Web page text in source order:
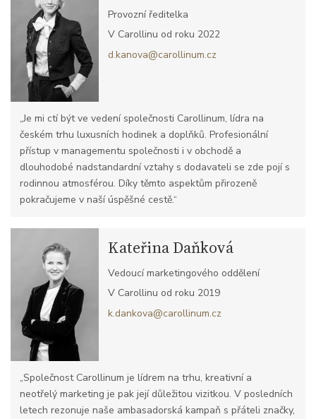
Provozní ředitelka
V Carollinu od roku 2022
d.kanova@carollinum.cz
„Je mi ctí být ve vedení společnosti Carollinum, lídra na
českém trhu luxusních hodinek a doplňků. Profesionální
přístup v managementu společnosti i v obchodě a
dlouhodobé nadstandardní vztahy s dodavateli se zde pojí s
rodinnou atmosférou. Díky těmto aspektům přirozeně
pokračujeme v naší úspěšné cestě.“
Kateřina Daňková
Vedoucí marketingového oddělení
V Carollinu od roku 2019
k.dankova@carollinum.cz
„Společnost Carollinum je lídrem na trhu, kreativní a
neotřelý marketing je pak její důležitou vizitkou. V posledních
letech rezonuje naše ambasadorská kampaň s přáteli značky,